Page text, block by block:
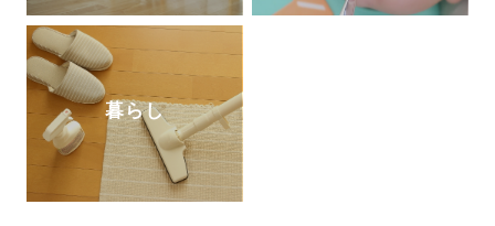
暮らし